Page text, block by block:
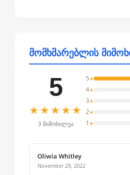
მომხმარებლის
5
★★★★★
3 მიმოხილვა
5★
4★
3★
2★
1 ★
Oliwia Whitley
November 29, 2022